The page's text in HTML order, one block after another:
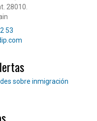
28010.
53
sobre inmigración